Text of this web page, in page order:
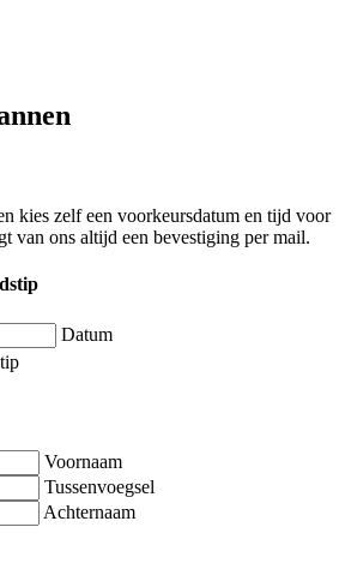
kies zelf een voorkeursdatum en tijd voor
van ons altijd een bevestiging per mail.
Datum
Voornaam
Tussenvoegsel
Achternaam